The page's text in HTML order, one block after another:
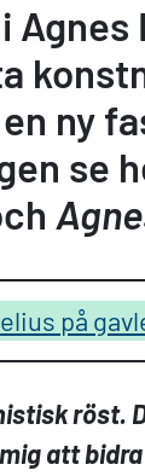
ny
se
på
röst.
att